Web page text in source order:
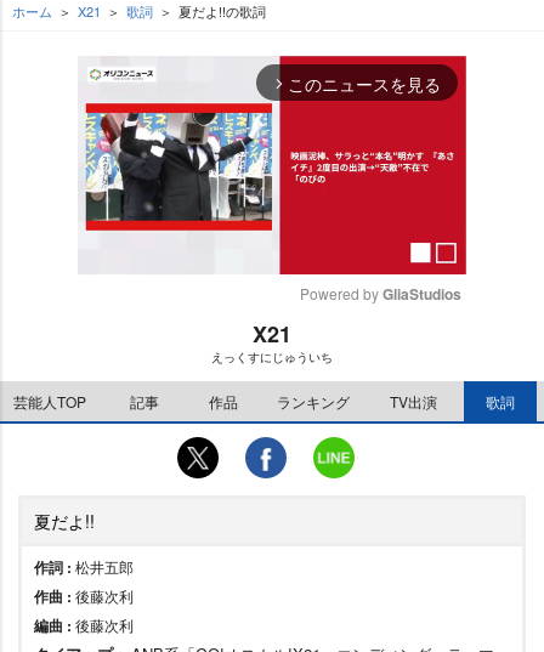
ホーム X21 歌詞 夏だよ!!の歌詞
arrow_forward_ios このニュースを見る
Powered by GliaStudios
X21
えっくすにじゅういち
芸能人TOP 記事 作品 ランキング TV出演 歌詞
夏だよ!!
作詞 : 松井五郎
作曲 : 後藤次利
編曲 : 後藤次利